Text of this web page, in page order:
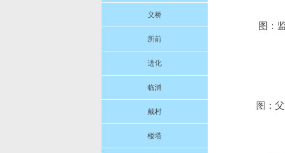
义桥
所前
进化
临浦
戴村
楼塔
图：
图：